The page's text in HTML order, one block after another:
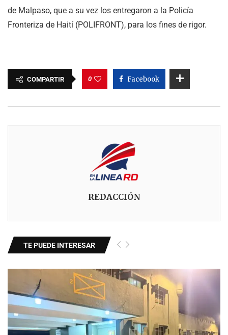
de Malpaso, que a su vez los entregaron a la Policía
Fronteriza de Haití (POLIFRONT), para los fines de rigor.
COMPARTIR 0 Facebook
REDACCIÓN
TE PUEDE INTERESAR